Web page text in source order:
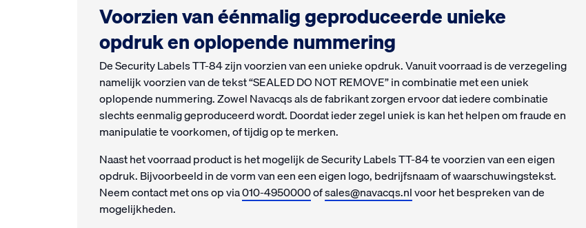
Voorzien van éénmalig geproduceerde unieke
opdruk en oplopende nummering
De Security Labels TT-84 zijn voorzien van een unieke opdruk. Vanuit voorraad is de verzegeling
namelijk voorzien van de tekst “SEALED DO NOT REMOVE” in combinatie met een uniek
oplopende nummering. Zowel Navacqs als de fabrikant zorgen ervoor dat iedere combinatie
slechts eenmalig geproduceerd wordt. Doordat ieder zegel uniek is kan het helpen om fraude en
manipulatie te voorkomen, of tijdig op te merken.
Naast het voorraad product is het mogelijk de Security Labels TT-84 te voorzien van een eigen
opdruk. Bijvoorbeeld in de vorm van een een eigen logo, bedrijfsnaam of waarschuwingstekst.
Neem contact met ons op via010-4950000ofsales@navacqs.nlvoor het bespreken van de
mogelijkheden.